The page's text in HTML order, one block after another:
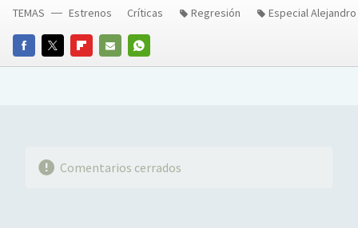
FACEBOOKTWITTERFLIPBOARD
E-
WHATSAPP
TEMAS Estrenos Críticas Regresión Especial
Comentarios cerrados